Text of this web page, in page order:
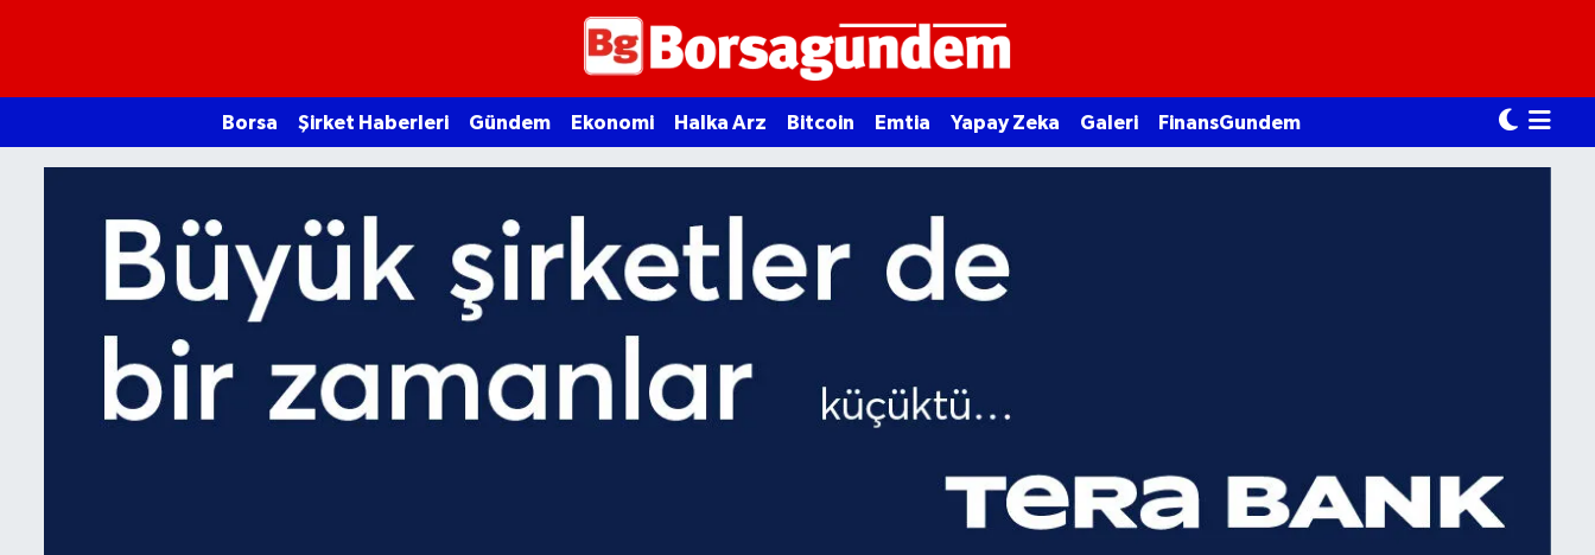
Borsa Şirket Haberleri Gündem Ekonomi Halka Arz Bitcoin Emtia Yapay Zeka Galeri FinansGundem
Borsa Gundem | Finans, Ekonomi, Bitcoin ve Kripto Gündem Burada
Ekonomi
Galeri
Gündem